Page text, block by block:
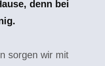
denn bei
sorgen wir mit